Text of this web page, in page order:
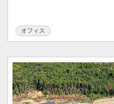
オフィス